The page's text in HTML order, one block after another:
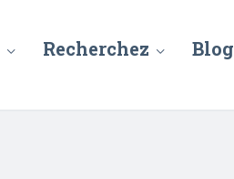
Recherchez Blog